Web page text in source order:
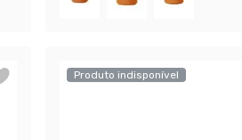
Produto indisponível